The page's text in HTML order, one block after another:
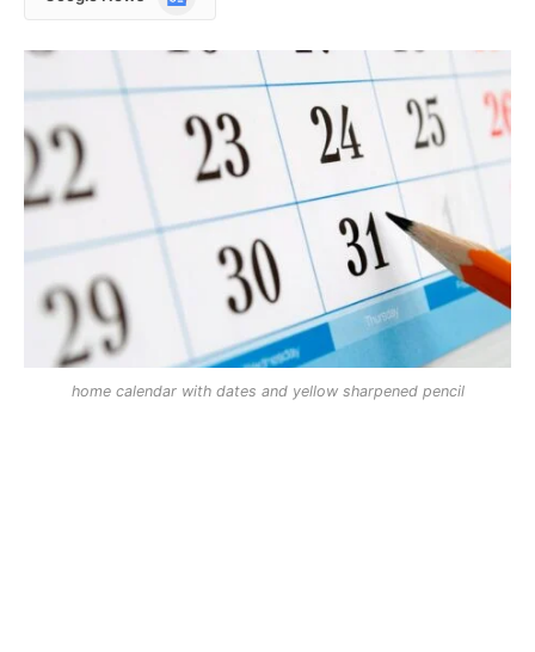
home calendar with dates and yellow sharpened pencil